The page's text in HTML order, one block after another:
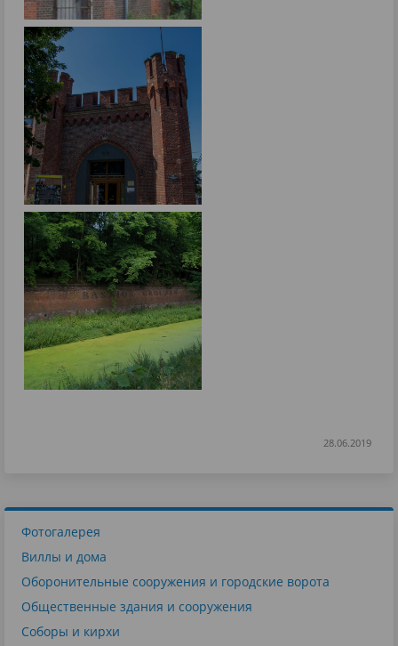
28.06.2019
Фотогалерея
Виллы и дома
Оборонительные сооружения и городские ворота
Общественные здания и сооружения
Соборы и кирхи